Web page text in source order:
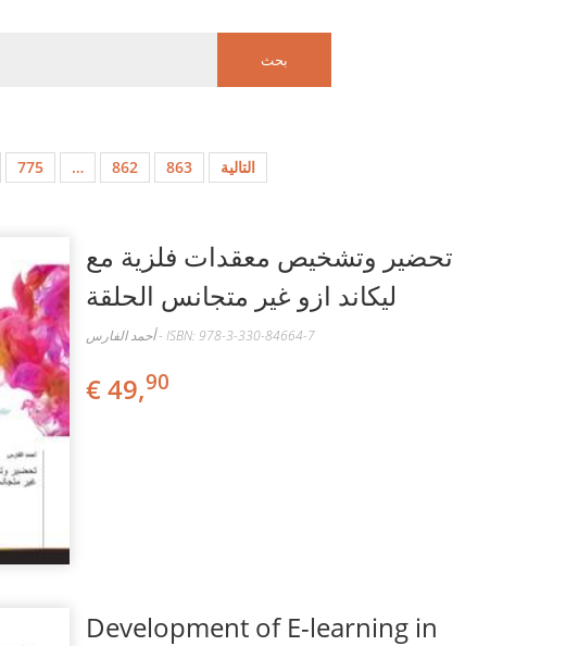
775 … 862 863 التالية
تحضير وتشخيص معقدات فلزية مع
ليكاند ازو غير متجانس الحلقة
أحمد الفارس - ISBN: 978-3-330-84664-7
€ 49,90
Development of E-learning in